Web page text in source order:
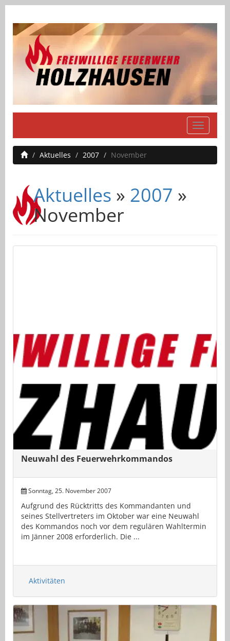
Aktuelles
2007 November
Aktuelles » 2007 »
November
Neuwahl des Feuerwehrkommandos
Sonntag, 25. November 2007
Aufgrund des Rücktritts des Kommandanten und
seines Stellvertreters im Oktober war eine Neuwahl
des Kommandos noch vor dem regulären Wahltermin
im Jänner 2008 erforderlich. Die ...
Aktivitäten